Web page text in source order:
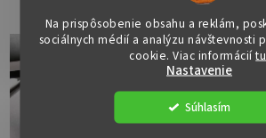
Na prispôsobenie obsahu a reklám,
sociálnych médií a analýzu návštevnosti
cookie. Viac informáciítu
Nastavenie
Súhlasím